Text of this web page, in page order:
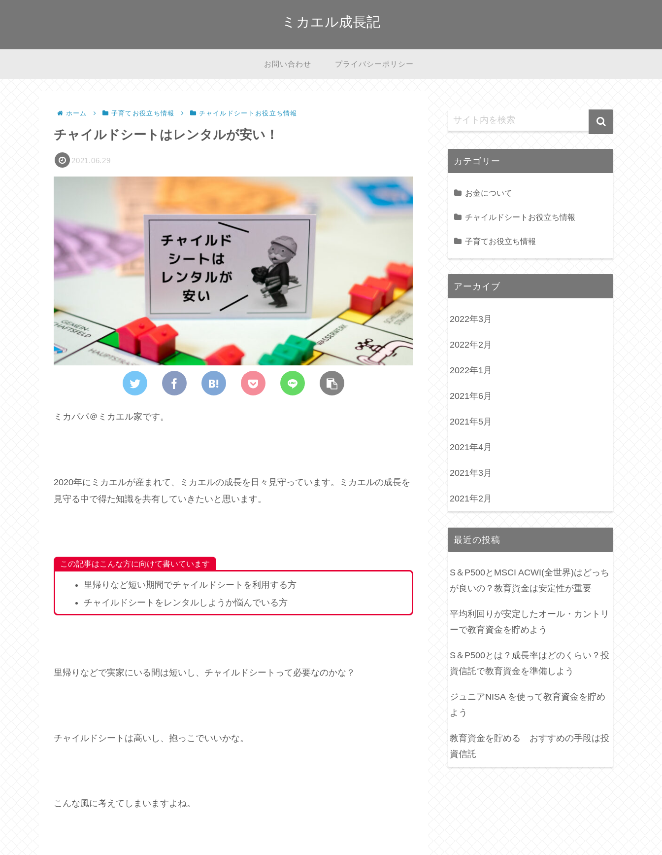
ミカエル成長記
お問い合わせ プライバシーポリシー
ホーム 子育てお役立ち情報 チャイルドシートお役立ち情報
チャイルドシートはレンタルが安い！
2021.06.29
ミカパパ＠ミカエル家です。
2020年にミカエルが産まれて、ミカエルの成長を日々見守っています。ミカエルの成長を
見守る中で得た知識を共有していきたいと思います。
この記事はこんな方に向けて書いています
里帰りなど短い期間でチャイルドシートを利用する方
チャイルドシートをレンタルしようか悩んでいる方
里帰りなどで実家にいる間は短いし、チャイルドシートって必要なのかな？
チャイルドシートは高いし、抱っこでいいかな。
こんな風に考えてしまいますよね。
カテゴリー
お金について
チャイルドシートお役立ち情報
子育てお役立ち情報
アーカイブ
2022年3月
2022年2月
2022年1月
2021年6月
2021年5月
2021年4月
2021年3月
2021年2月
最近の投稿
S＆P500とMSCI ACWI(全世界)はどっち
が良いの？教育資金は安定性が重要
平均利回りが安定したオール・カントリ
ーで教育資金を貯めよう
S＆P500とは？成長率はどのくらい？投
資信託で教育資金を準備しよう
ジュニアNISA を使って教育資金を貯め
よう
教育資金を貯める おすすめの手段は投
資信託